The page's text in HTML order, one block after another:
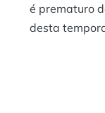
é prematuro
desta